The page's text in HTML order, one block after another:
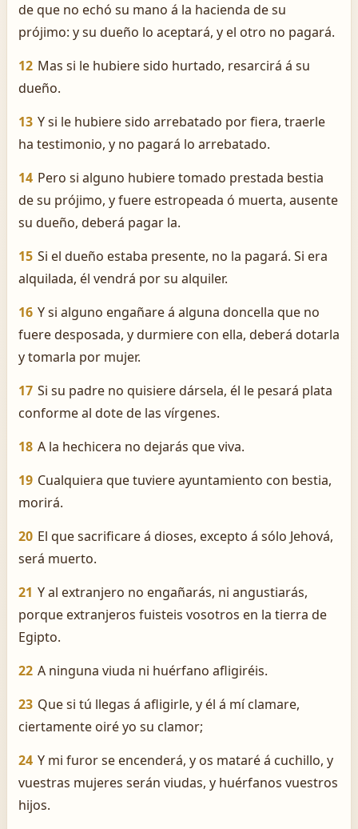
de que no echó su mano á la hacienda de su
prójimo: y su dueño lo aceptará, y el otro no pagará.
12 Mas si le hubiere sido hurtado, resarcirá á su
dueño.
13 Y si le hubiere sido arrebatado por fiera, traerle
ha testimonio, y no pagará lo arrebatado.
14 Pero si alguno hubiere tomado prestada bestia
de su prójimo, y fuere estropeada ó muerta, ausente
su dueño, deberá pagar la.
15 Si el dueño estaba presente, no la pagará. Si era
alquilada, él vendrá por su alquiler.
16 Y si alguno engañare á alguna doncella que no
fuere desposada, y durmiere con ella, deberá dotarla
y tomarla por mujer.
17 Si su padre no quisiere dársela, él le pesará plata
conforme al dote de las vírgenes.
18 A la hechicera no dejarás que viva.
19 Cualquiera que tuviere ayuntamiento con bestia,
morirá.
20 El que sacrificare á dioses, excepto á sólo Jehová,
será muerto.
21 Y al extranjero no engañarás, ni angustiarás,
porque extranjeros fuisteis vosotros en la tierra de
Egipto.
22 A ninguna viuda ni huérfano afligiréis.
23 Que si tú llegas á afligirle, y él á mí clamare,
ciertamente oiré yo su clamor;
24 Y mi furor se encenderá, y os mataré á cuchillo, y
vuestras mujeres serán viudas, y huérfanos vuestros
hijos.